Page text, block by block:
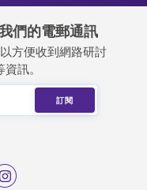
們的電郵通訊
方便收到網路研討
訊。